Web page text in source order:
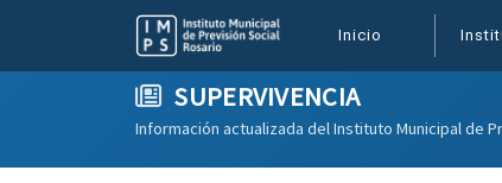
Inicio
Inicio Novedades
SUPERVIVENCIA
Información actualizada del Instituto Municipal de